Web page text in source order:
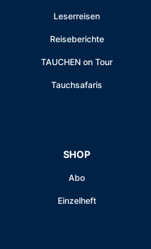
Leserreisen
Reiseberichte
TAUCHEN on Tour
Tauchsafaris
SHOP
Abo
Einzelheft